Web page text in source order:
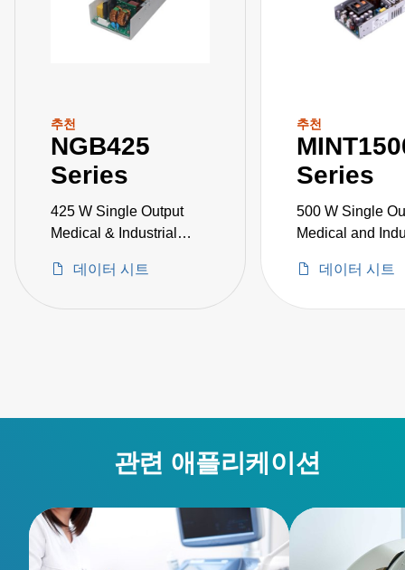
추천
NGB425
Series
425 W Single Output
Medical & Industrial
데이터 시트
추천
Series
500 W Single
Medical and
데이터 시트
관련 애플리케이션